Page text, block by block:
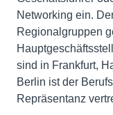
Networking ein.
Regionalgruppen
sind in Frankfurt,
Berlin ist der
Repräsentanz